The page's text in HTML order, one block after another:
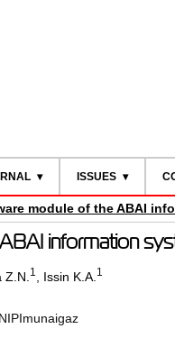
ISSUES
module of the ABAI
information
1 Issin K.A. 1